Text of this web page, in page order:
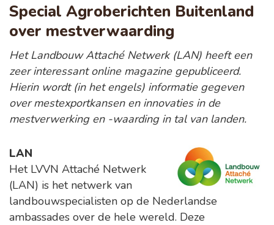
Special Agroberichten Buitenland
over mestverwaarding
Het Landbouw Attaché Netwerk (LAN) heeft een
zeer interessant online magazine gepubliceerd.
Hierin wordt (in het engels) informatie gegeven
over mestexportkansen en innovaties in de
mestverwerking en -waarding in tal van landen.
LAN
Het LVVN Attaché Netwerk
(LAN) is het netwerk van
landbouwspecialisten op de Nederlandse
ambassades over de hele wereld. Deze